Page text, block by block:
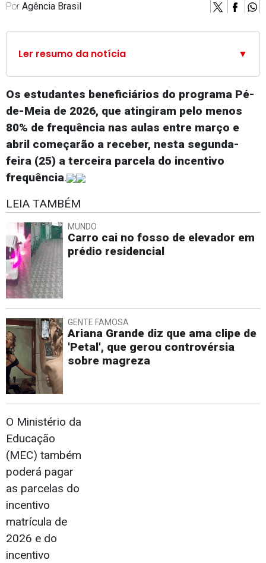
Por Agência Brasil
Ler resumo da notícia ▼
Os estudantes beneficiários do programa Pé-
de-Meia de 2026, que atingiram pelo menos
80% de frequência nas aulas entre março e
abril começarão a receber, nesta segunda-
feira (25) a terceira parcela do incentivo
frequência.
LEIA TAMBÉM
MUNDO
Carro cai no fosso de elevador em
prédio residencial
GENTE FAMOSA
Ariana Grande diz que ama clipe de
'Petal', que gerou controvérsia
sobre magreza
O Ministério da
Educação
(MEC) também
poderá pagar
as parcelas do
incentivo
matrícula de
2026 e do
incentivo